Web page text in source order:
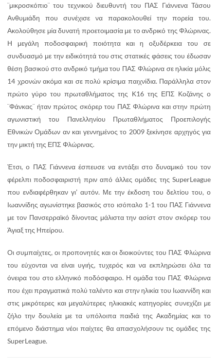
¨μικροσκόπιο¨ του τεχνικού διευθυντή του ΠΑΣ Γιάννενα Τάσου
Ανθυμιάδη που συνέχισε να παρακολουθεί την πορεία του.
Ακολούθησε μία δυνατή προετοιμασία με το ανδρικό της Φλώρινας.
Η μεγάλη ποδοσφαιρική ποιότητα και η οξυδέρκεια του σε
συνδυασμό με την ειδικότητά του στις στατικές φάσεις του έδωσαν
θέση βασικού στο ανδρικό τμήμα του ΠΑΣ Φλώρινα σε ηλικία μόλις
14 χρονών ακόμα και σε πολύ κρίσιμα παιχνίδια. Παράλληλα στον
πρώτο γύρο του πρωταθλήματος της Κ16 της ΕΠΣ Κοζάνης ο
¨Φάνκας¨ ήταν πρώτος σκόρερ του ΠΑΣ Φλώρινα και στην πρώτη
αγωνιστική του Πανελληνίου Πρωταθλήματος Προεπιλογής
Εθνικών Ομάδων αν και γεννημένος το 2009 ξεκίνησε αρχηγός για
την μικτή της ΕΠΣ Φλώρινας.
Έτσι, ο ΠΑΣ Γιάννενα έσπευσε να εντάξει στο δυναμικό του τον
φέρελπι ποδοσφαιριστή πριν από άλλες ομάδες της SuperLeague
που ενδιαφέρθηκαν γι’ αυτόν. Με την έκδοση του δελτίου του, ο
Ιωαννίδης αγωνίστηκε βασικός στο ισόπαλο 1-1 του ΠΑΣ Γιάννενα
με τον Πανσερραϊκό δίνοντας μάλιστα την ασίστ στον σκόρερ του
Άγιαξ της Ηπείρου.
Οι συμπαίχτες, οι προπονητές και οι διοικούντες του ΠΑΣ Φλώρινα
του εύχονται να είναι υγιής, τυχερός και να εκπληρώσει όλα τα
όνειρα του στο ελληνικό ποδόσφαιρο. Η ομάδα του ΠΑΣ Φλώρινα
που έχει πραγματικά πολύ ταλέντο και στην ηλικία του Ιωαννίδη και
στις μικρότερες και μεγαλύτερες ηλικιακές κατηγορίες συνεχίζει με
ζήλο την δουλεία με τα υπόλοιπα παιδιά της Ακαδημίας και το
επόμενο διάστημα νέοι παίχτες θα απασχολήσουν τις ομάδες της
SuperLeague.